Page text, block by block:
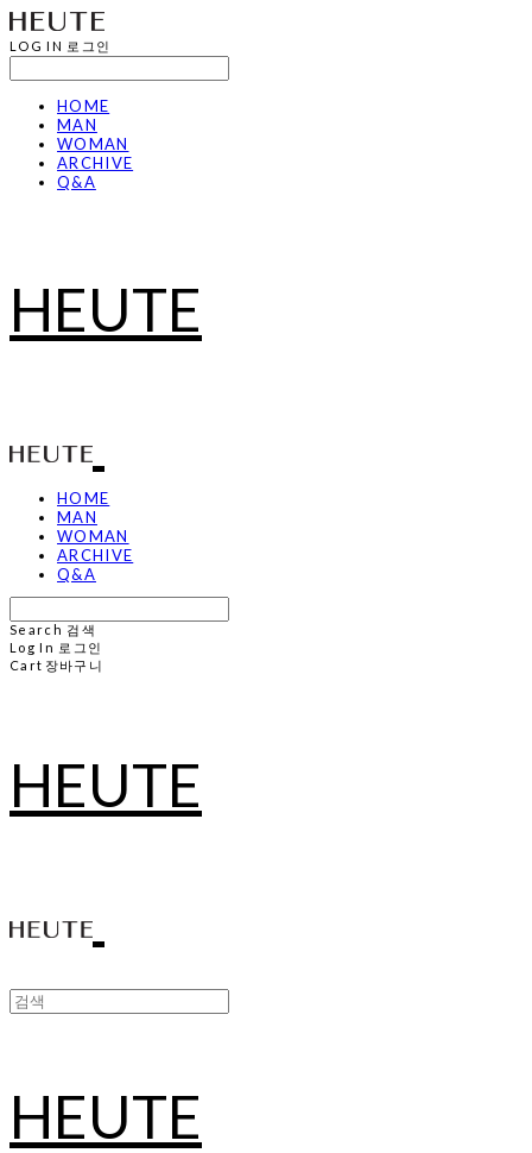
LOG IN 로그인
HOME
MAN
WOMAN
ARCHIVE
Q&A
HEUTE
HOME
MAN
WOMAN
ARCHIVE
Q&A
Search 검색
Log In 로그인
Cart 장바구니
HEUTE
HEUTE